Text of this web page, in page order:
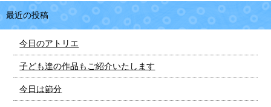
最近の投稿
今日のアトリエ
子ども達の作品もご紹介いたします
今日は節分